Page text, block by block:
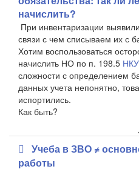
начислить?
При инвентаризации
связи с чем списываем их с
Хотим воспользоваться
начислить НО по п. 198.5 НКУ
сложности с определением
данных учета непонятно,
испортились.
Как быть?
Учеба в ЗВО ≠
работы